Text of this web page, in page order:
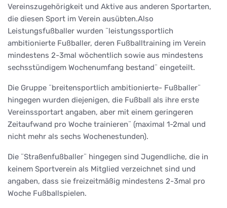
Vereinszugehörigkeit und Aktive aus anderen Sportarten,
die diesen Sport im Verein ausübten.Also
Leistungsfußballer wurden ¨leistungssportlich
ambitionierte Fußballer, deren Fußballtraining im Verein
mindestens 2-3mal wöchentlich sowie aus mindestens
sechsstündigem Wochenumfang bestand¨ eingeteilt.
Die Gruppe ¨breitensportlich ambitionierte- Fußballer¨
hingegen wurden diejenigen, die Fußball als ihre erste
Vereinssportart angaben, aber mit einem geringeren
Zeitaufwand pro Woche trainieren¨ (maximal 1-2mal und
nicht mehr als sechs Wochenestunden).
Die ¨Straßenfußballer¨ hingegen sind Jugendliche, die in
keinem Sportverein als Mitglied verzeichnet sind und
angaben, dass sie freizeitmäßig mindestens 2-3mal pro
Woche Fußballspielen.